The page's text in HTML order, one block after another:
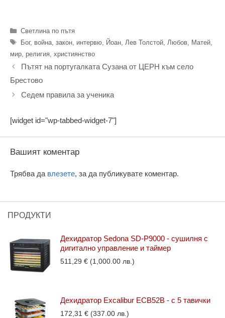
Категории
Светлина по пътя
Етикети
Бог, война, закон, интервю, Йоан, Лев Толстой, Любов, Матей,
мир, религия, християнство
Пътят на португалката Сузана от ЦЕРН към село
Брестово
Седем правила за ученика
[widget id="wp-tabbed-widget-7"]
Вашият коментар
Трябва да влезете, за да публикувате коментар.
ПРОДУКТИ
Дехидратор Sedona SD-P9000 - сушилня с
дигитално управление и таймер
511,29 € (1,000.00 лв.)
Дехидратор Excalibur ECB52B - с 5 тавички
172,31 € (337.00 лв.)